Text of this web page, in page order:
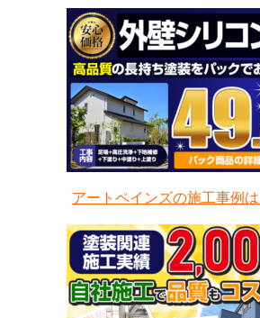
アートペインズの施工事例